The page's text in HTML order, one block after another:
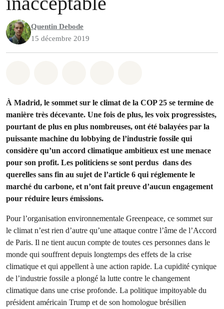
Quentin Debode
15 décembre 2019
À Madrid, le sommet sur le climat de la COP 25 se termine de
manière très décevante. Une fois de plus, les voix progressistes,
pourtant de plus en plus nombreuses, ont été balayées par la
puissante machine du lobbying de l’industrie fossile qui
considère qu’un accord climatique ambitieux est une menace
pour son profit. Les politiciens se sont perdus dans des
querelles sans fin au sujet de l’article 6 qui réglemente le
marché du carbone, et n’ont fait preuve d’aucun engagement
pour réduire leurs émissions.
Pour l’organisation environnementale Greenpeace, ce sommet sur
le climat n’est rien d’autre qu’une attaque contre l’âme de l’Accord
de Paris. Il ne tient aucun compte de toutes ces personnes dans le
monde qui souffrent depuis longtemps des effets de la crise
climatique et qui appellent à une action rapide. La cupidité cynique
de l’industrie fossile a plongé la lutte contre le changement
climatique dans une crise profonde. La politique impitoyable du
président américain Trump et de son homologue brésilien